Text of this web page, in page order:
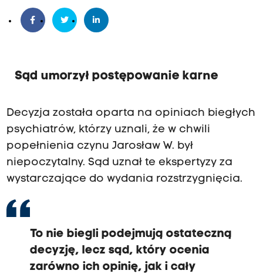
Sąd umorzył postępowanie karne
Decyzja została oparta na opiniach biegłych
psychiatrów, którzy uznali, że w chwili
popełnienia czynu Jarosław W. był
niepoczytalny. Sąd uznał te ekspertyzy za
wystarczające do wydania rozstrzygnięcia.
To nie biegli podejmują ostateczną
decyzję, lecz sąd, który ocenia
zarówno ich opinię, jak i cały